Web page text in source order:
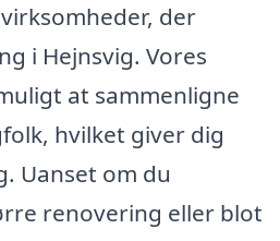
der
i Hejnsvig. Vores
at sammenligne
hvilket giver dig
Uanset om du
renovering eller blot